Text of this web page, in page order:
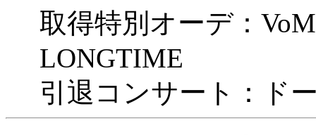
取得特別オーデ：
LONGTIME
引退コンサート：ド